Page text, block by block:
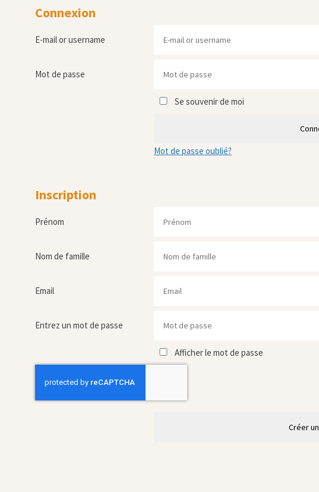
Connexion
E-mail or username
Mot de passe
Se souvenir de moi
Mot de passe oublié?
Inscription
Prénom
Nom de famille
Email
Entrez un mot de passe
Afficher le mot de passe
Créer